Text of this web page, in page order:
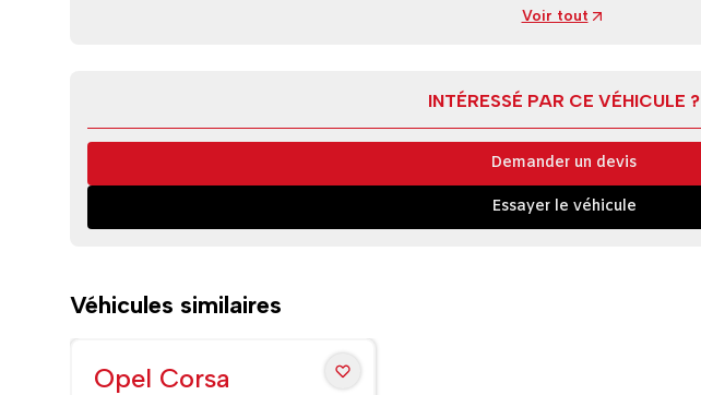
Voir tout
INTÉRESSÉ PAR CE VÉHICULE ?
Demander un devis
Essayer le véhicule
Véhicules similaires
Opel Corsa